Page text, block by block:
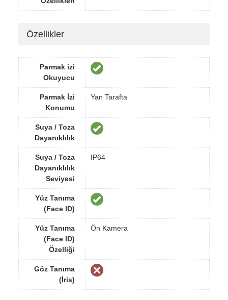
Özellikler
Parmak izi
Okuyucu
Parmak İzi
Konumu
Yan Tarafta
Suya / Toza
Dayanıklılık
Suya / Toza
Dayanıklılık
Seviyesi
IP64
Yüz Tanıma
(Face ID)
Yüz Tanıma
(Face ID)
Özelliği
Ön Kamera
Göz Tanıma
(İris)